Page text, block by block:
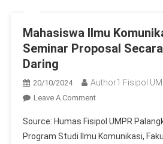
Belajar”
Mahasiswa Ilmu
Seminar Proposal
Daring
20/10/2024 Author1 Fisipol
Leave A CommentOn
Ilmu
Komunikasi
Source: Humas Fisipol UMPR
Program Studi Ilmu Komunikasi,